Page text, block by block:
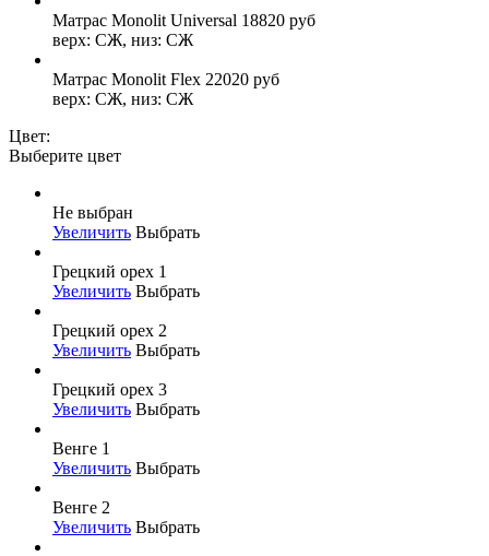
Матрас Monolit Universal 18820 руб
верх: СЖ, низ: СЖ
Матрас Monolit Flex 22020 руб
верх: СЖ, низ: СЖ
Цвет:
Выберите цвет
Не выбран
Увеличить Выбрать
Грецкий орех 1
Увеличить Выбрать
Грецкий орех 2
Увеличить Выбрать
Грецкий орех 3
Увеличить Выбрать
Венге 1
Увеличить Выбрать
Венге 2
Увеличить Выбрать